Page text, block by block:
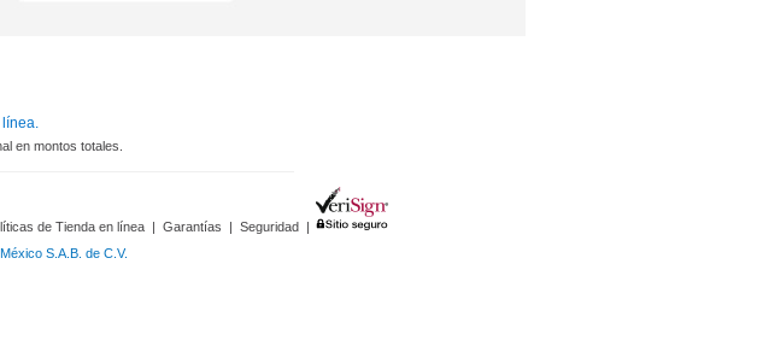
línea.
en montos totales.
de Tienda en línea | Garantías | Seguridad |
S.A.B. de C.V.